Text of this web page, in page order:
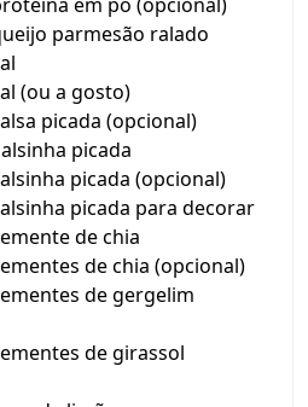
parmesão ralado
(ou a gosto)
picada (opcional)
picada
picada (opcional)
picada para decorar
de chia
de chia (opcional)
de gergelim
de girassol